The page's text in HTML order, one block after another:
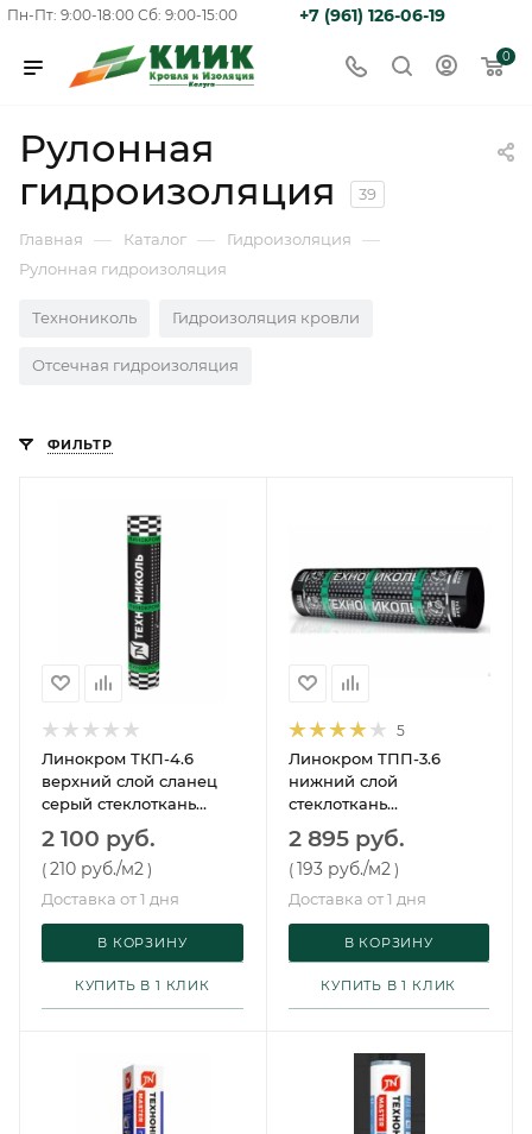
Пн-Пт: 9:00-18:00 Сб: 9:00-15:00 +7 (961) 126-06-19
0
Рулонная
гидроизоляция
39
Главная — Каталог — Гидроизоляция —
Рулонная гидроизоляция
Технониколь Гидроизоляция кровли
Отсечная гидроизоляция
ФИЛЬТР
Линокром ТКП-4.6
верхний слой сланец
серый стеклоткань
Технониколь 10 м²
2 100 руб.
(210 руб./м2 )
Доставка от 1 дня
В КОРЗИНУ
КУПИТЬ В 1 КЛИК
5
Линокром ТПП-3.6
нижний слой
стеклоткань
Технониколь 15 м²
2 895 руб.
(193 руб./м2 )
Доставка от 1 дня
В КОРЗИНУ
КУПИТЬ В 1 КЛИК